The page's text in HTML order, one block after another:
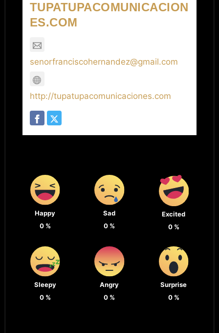
TUPATUPACOMUNICACION
ES.COM
senorfranciscohernandez@gmail.com
http://tupatupacomunicaciones.com
Happy
0%
Sad
0 %
Excited
0%
Sleepy
0%
Angry
0 %
Surprise
0%